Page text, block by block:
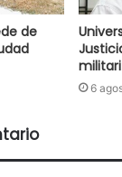
de
6